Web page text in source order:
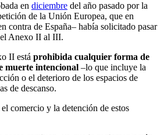
en diciembre del año pasado por la
de la Unión Europea, que en
contra de España– había solicitado pasar
Anexo II al III.
II está prohibida cualquier forma de
muerte intencional –lo que incluye la
o el deterioro de los espacios de
de descanso.
comercio y la detención de estos